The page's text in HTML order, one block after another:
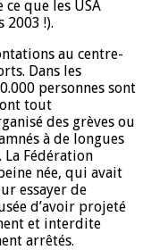
que les USA
2003 !).
au centre-
Dans les
personnes sont
tout
des grèves ou
à de longues
La Fédération
née, qui avait
essayer de
d’avoir projeté
et interdite
arrêtés.